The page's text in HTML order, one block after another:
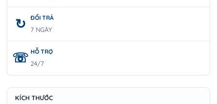
ĐỔI TRẢ
7 NGÀY
HỖ TRỢ
24/7
KÍCH THƯỚC